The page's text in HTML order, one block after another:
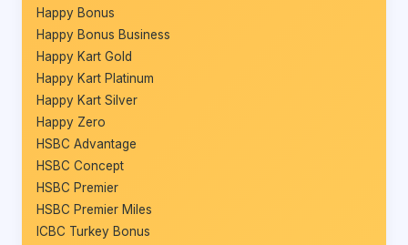
Happy Bonus
Happy Bonus Business
Happy Kart Gold
Happy Kart Platinum
Happy Kart Silver
Happy Zero
HSBC Advantage
HSBC Concept
HSBC Premier
HSBC Premier Miles
ICBC Turkey Bonus